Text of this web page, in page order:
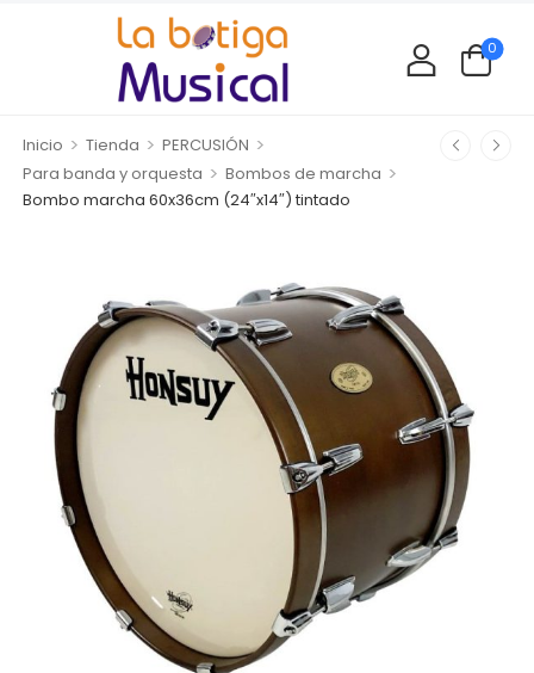
0
Inicio > Tienda > PERCUSIÓN >
Para banda y orquesta > Bombos de marcha >
Bombo marcha 60x36cm (24″x14″) tintado